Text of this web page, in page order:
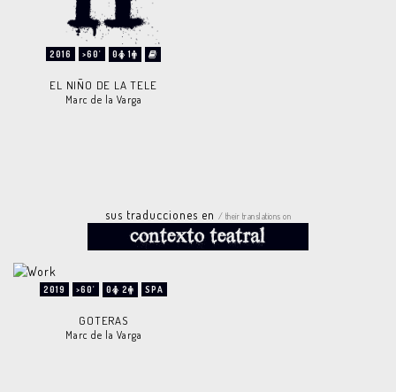
2016 >60' 0 1
EL NIÑO DE LA TELE
Marc de la Varga
sus traducciones en / their translations on
2019 >60' 0 2 SPA
GOTERAS
Marc de la Varga